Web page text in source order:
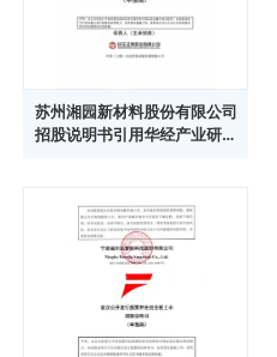
苏州湘园新材料股份有限公司
招股说明书引用华经产业研究